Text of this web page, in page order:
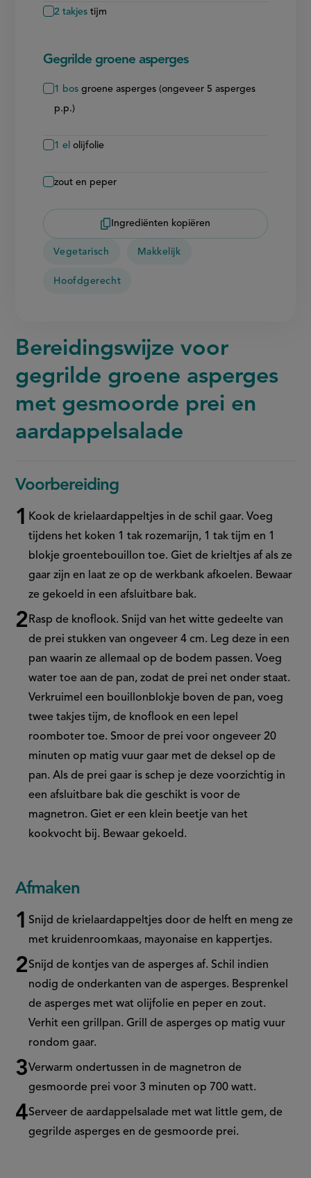
2 takjes tijm
Gegrilde groene asperges
1 bos groene asperges (ongeveer 5 asperges
p.p.)
1 el olijfolie
zout en peper
Ingrediënten kopiëren
Vegetarisch Makkelijk
Hoofdgerecht
Bereidingswijze voor
gegrilde groene asperges
met gesmoorde prei en
aardappelsalade
Voorbereiding
Kook de krielaardappeltjes in de schil gaar. Voeg
tijdens het koken 1 tak rozemarijn, 1 tak tijm en 1
blokje groentebouillon toe. Giet de krieltjes af als ze
gaar zijn en laat ze op de werkbank afkoelen. Bewaar
ze gekoeld in een afsluitbare bak.
Rasp de knoflook. Snijd van het witte gedeelte van
de prei stukken van ongeveer 4 cm. Leg deze in een
pan waarin ze allemaal op de bodem passen. Voeg
water toe aan de pan, zodat de prei net onder staat.
Verkruimel een bouillonblokje boven de pan, voeg
twee takjes tijm, de knoflook en een lepel
roomboter toe. Smoor de prei voor ongeveer 20
minuten op matig vuur gaar met de deksel op de
pan. Als de prei gaar is schep je deze voorzichtig in
een afsluitbare bak die geschikt is voor de
magnetron. Giet er een klein beetje van het
kookvocht bij. Bewaar gekoeld.
Afmaken
Snijd de krielaardappeltjes door de helft en meng ze
met kruidenroomkaas, mayonaise en kappertjes.
Snijd de kontjes van de asperges af. Schil indien
nodig de onderkanten van de asperges. Besprenkel
de asperges met wat olijfolie en peper en zout.
Verhit een grillpan. Grill de asperges op matig vuur
rondom gaar.
Verwarm ondertussen in de magnetron de
gesmoorde prei voor 3 minuten op 700 watt.
Serveer de aardappelsalade met wat little gem, de
gegrilde asperges en de gesmoorde prei.